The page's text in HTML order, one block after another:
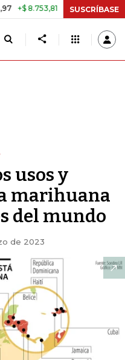
+2,19% TASA DE
SUSCRÍBASE
usos y
marihuana
del mundo
de 2023